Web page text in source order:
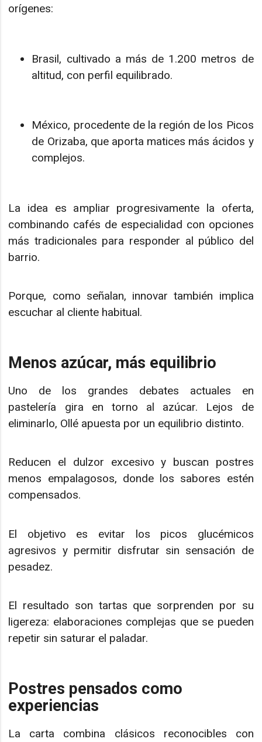
orígenes:
Brasil, cultivado a más de 1.200 metros de
altitud, con perfil equilibrado.
México, procedente de la región de los Picos
de Orizaba, que aporta matices más ácidos y
complejos.
La idea es ampliar progresivamente la oferta,
combinando cafés de especialidad con opciones
más tradicionales para responder al público del
barrio.
Porque, como señalan, innovar también implica
escuchar al cliente habitual.
Menos azúcar, más equilibrio
Uno de los grandes debates actuales en
pastelería gira en torno al azúcar. Lejos de
eliminarlo, Ollé apuesta por un equilibrio distinto.
Reducen el dulzor excesivo y buscan postres
menos empalagosos, donde los sabores estén
compensados.
El objetivo es evitar los picos glucémicos
agresivos y permitir disfrutar sin sensación de
pesadez.
El resultado son tartas que sorprenden por su
ligereza: elaboraciones complejas que se pueden
repetir sin saturar el paladar.
Postres pensados como
experiencias
La carta combina clásicos reconocibles con